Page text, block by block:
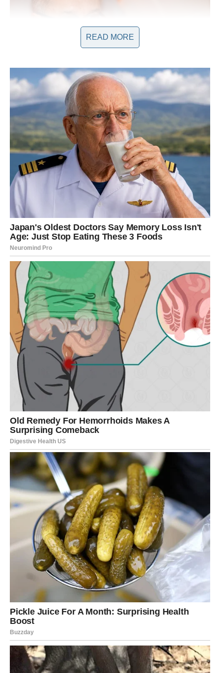
Tragedija koja je Izmijenila Sve
Godina 1978. bila je presudna u Sašinom životu. U tragičnoj
saobraćajnoj nesreći, izgubio je svog oca, što je ostavilo
neizbrisiv ožiljak na njegovoj duši. Taj gubitak ga je naučio o
prolaznosti života i važnosti cijenjenja svakog trenutka. Saša
se sjeća trenutka kada mu je majka saopćila vijest o smrti
a taj će trenutak označiti početak njegovih unutrašnjih borbi.
Ova tragedija nije samo promijenila njegov život, već ga je i
oblikovala kao osobu koja će se kasnije suočiti s mnogim
izazovima. Taj gubitak je dodatno naglasio važnost porodičnog
zajedništva, a Saša je sa svakim danom postajao sve svjesniji
kako se bol može pretvoriti u motivaciju.
Finansijski Izazovi i Nova Prilika
Nakon gubitka oca, Saša se suočio s nizom teškoća koje su
dodatno testirale njegov karakter. Tokom 1990-ih, doživio je
finansijsku propast nakon ulaganja u banku Dafine Milanović,
koja je nažalost bankrotirala.Ovaj period bio je izuzetno
težak
, ali ga je naučio važnoj lekciji – da uspjeh nije uvijek
zagarantovan i da je otpornost ključna. Saša je shvatio da se
iz svake krize može izvući snaga, a to je bila osnova za
njegove buduće uspjehe. Iako je bio suočen s gubicima,
njegov duh nije popustio. Umjesto da se preda, odlučio je da
se okrene muzici kao glavnom izvoru inspiracije i nade.
Osnivanje Grand Produkcije: Vizija i
Inovacija
READ MORE